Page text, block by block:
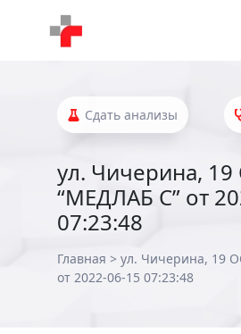
Сдать анализы
ул. Чичерина,
“МЕДЛАБ С” от
07:23:48
Главная > ул. Чичерина, 19
от 2022-06-15 07:23:48